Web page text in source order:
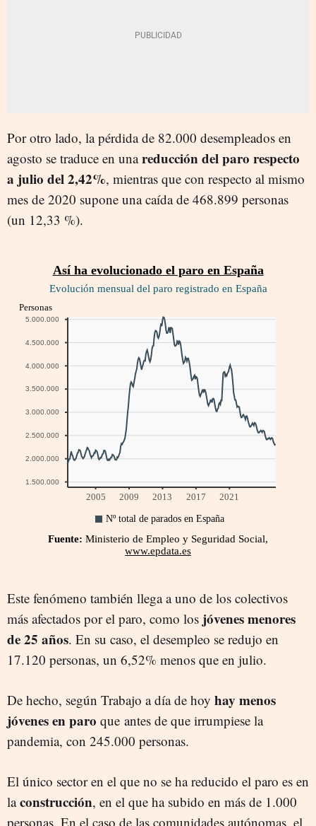
Por otro lado, la pérdida de 82.000 desempleados en
agosto se traduce en unareducción del paro respecto
a julio del 2,42%, mientras que con respecto al mismo
mes de 2020 supone una caída de 468.899 personas
(un 12,33 %).
Este fenómeno también llega a uno de los colectivos
más afectados por el paro, como los jóvenes menores
de 25 años. En su caso, el desempleo se redujo en
17.120 personas, un 6,52% menos que en julio.
De hecho, según Trabajo a día de hoy hay menos
jóvenes en paro que antes de que irrumpiese la
pandemia, con 245.000 personas.
El único sector en el que no se ha reducido el paro es en
laconstrucción, en el que ha subido en más de 1.000
personas. En el caso de las comunidades autónomas, el